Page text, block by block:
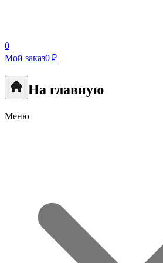
0
Мой заказ0 ₽
На главную
Меню